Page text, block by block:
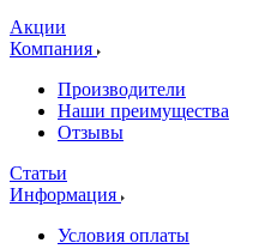
Акции
Компания
Производители
Наши преимущества
Отзывы
Статьи
Информация
Условия оплаты